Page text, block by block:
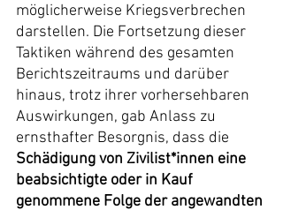
möglicherweise Kriegsverbrechen
darstellen. Die Fortsetzung dieser
Taktiken während des gesamten
Berichtszeitraums und darüber
hinaus, trotz ihrer vorhersehbaren
Auswirkungen, gab Anlass zu
ernsthafter Besorgnis, dass die
Schädigung von Zivilist*innen eine
beabsichtigte oder in Kauf
genommene Folge der angewandten